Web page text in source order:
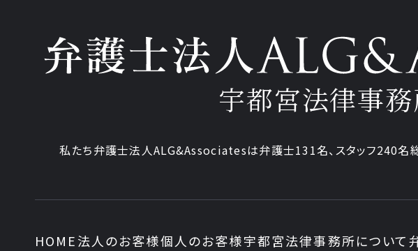
宇都宮法律事
私たち弁護士法人ALG&Associatesは弁護士131名、スタッフ240名
HOME法人のお客様個人のお客様宇都宮法律事務所について